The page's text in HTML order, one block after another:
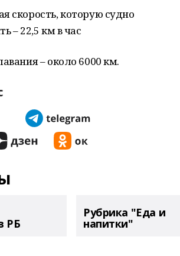
скорость, которую судно
– 22,5 км в час
– около 6000 км.
РБ
Рубрика "Еда и
напитки"